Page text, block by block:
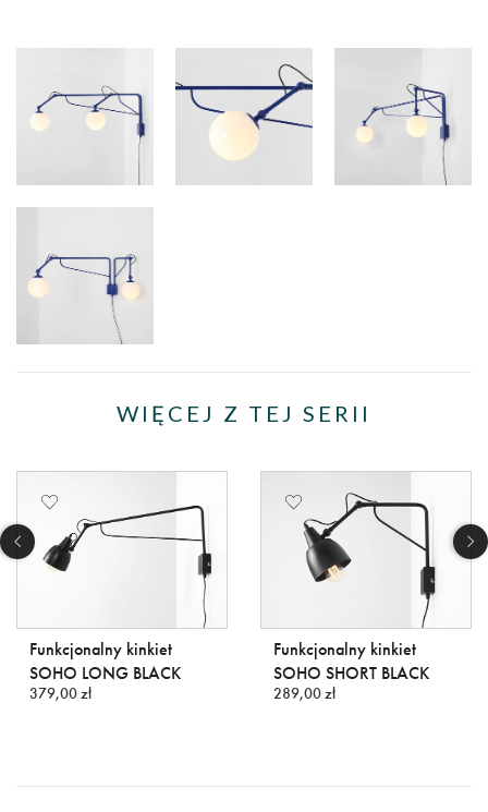
WIĘCEJ Z TEJ SERII
Funkcjonalny kinkiet
SOHO LONG BLACK
379,00 zł
Funkcjonalny kinkiet
SOHO SHORT BLACK
289,00 zł